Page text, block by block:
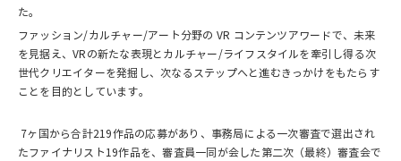
た。
ファッション/カルチャー/アート分野の VR コンテンツアワードで、未来
を見据え、VRの新たな表現とカルチャー/ライフスタイルを牽引し得る次
世代クリエイターを発掘し、次なるステップへと進むきっかけをもたらす
ことを目的としています。
7ヶ国から合計219作品の応募があり、事務局による一次審査で選出され
たファイナリスト19作品を、審査員一同が会した第二次（最終）審査会で